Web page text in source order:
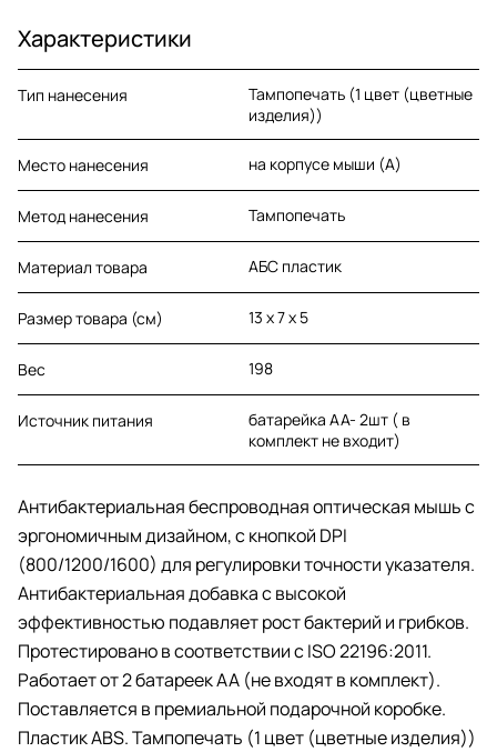
Характеристики
Тип нанесения
Тампопечать (1 цвет (цветные
изделия))
Место нанесения на корпусе мыши (A)
Метод нанесения Тампопечать
Материал товара АБС пластик
Размер товара (см) 13 х 7 х 5
Вес 198
Источник питания
батарейка АА- 2шт ( в
комплект не входит)
Антибактериальная беспроводная оптическая мышь с
эргономичным дизайном, с кнопкой DPI
(800/1200/1600) для регулировки точности указателя.
Антибактериальная добавка с высокой
эффективностью подавляет рост бактерий и грибков.
Протестировано в соответствии с ISO 22196:2011.
Работает от 2 батареек AA (не входят в комплект).
Поставляется в премиальной подарочной коробке.
Пластик ABS. Тампопечать (1 цвет (цветные изделия))